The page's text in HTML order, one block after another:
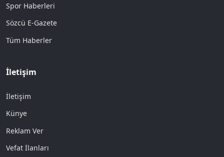
Spor Haberleri
Sözcü E-Gazete
Tüm Haberler
İletişim
İletişim
Künye
Reklam Ver
Vefat İlanları